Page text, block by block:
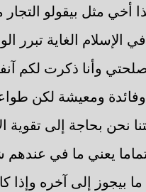
أخي مثل بيقولو التجار
الإسلام الغاية تبرر
وأنا ذكرت لكم
ومعيشة لكن
نحن بحاجة إلى تقوية
تماما يعني ما في
بيجوز إلى آخره